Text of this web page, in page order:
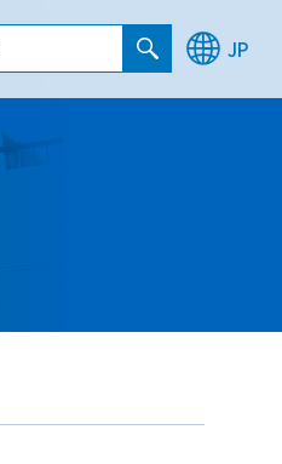
JP